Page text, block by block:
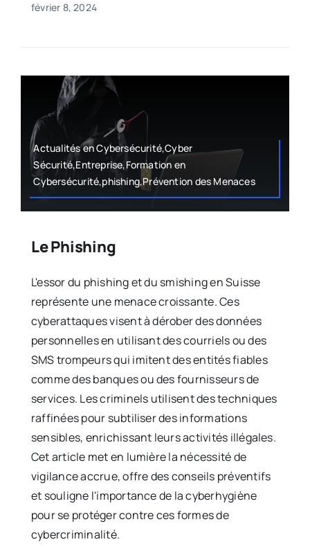
février 8, 2024
Actualités en Cybersécurité,Cyber
Sécurité,Entreprise,Formation en
Cybersécurité,phishing,Prévention des Menaces
Le Phishing
L'essor du phishing et du smishing en Suisse
représente une menace croissante. Ces
cyberattaques visent à dérober des données
personnelles en utilisant des courriels ou des
SMS trompeurs qui imitent des entités fiables
comme des banques ou des fournisseurs de
services. Les criminels utilisent des techniques
raffinées pour subtiliser des informations
sensibles, enrichissant leurs activités illégales.
Cet article met en lumière la nécessité de
vigilance accrue, offre des conseils préventifs
et souligne l'importance de la cyberhygiène
pour se protéger contre ces formes de
cybercriminalité.